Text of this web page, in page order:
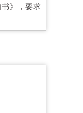
》，要求